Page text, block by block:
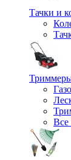
Тачки и
Все